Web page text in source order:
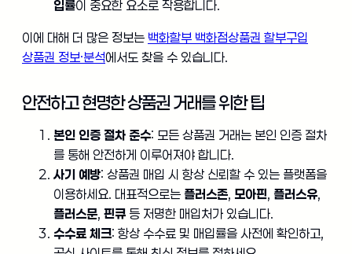
입률이 중요한 요소로 작용합니다.
이에 대해 더 많은 정보는 백화할부 백화점상품권 할부구입
상품권 정보·분석에서도 찾을 수 있습니다.
안전하고 현명한 상품권 거래를 위한 팁
본인 인증 절차 준수: 모든 상품권 거래는 본인 인증 절차
를 통해 안전하게 이루어져야 합니다.
사기 예방: 상품권 매입 시 항상 신뢰할 수 있는 플랫폼을
이용하세요. 대표적으로는 플러스존, 모아핀, 플러스유,
플러스문, 핀큐 등 저명한 매입처가 있습니다.
수수료 체크: 항상 수수료 및 매입률을 사전에 확인하고,